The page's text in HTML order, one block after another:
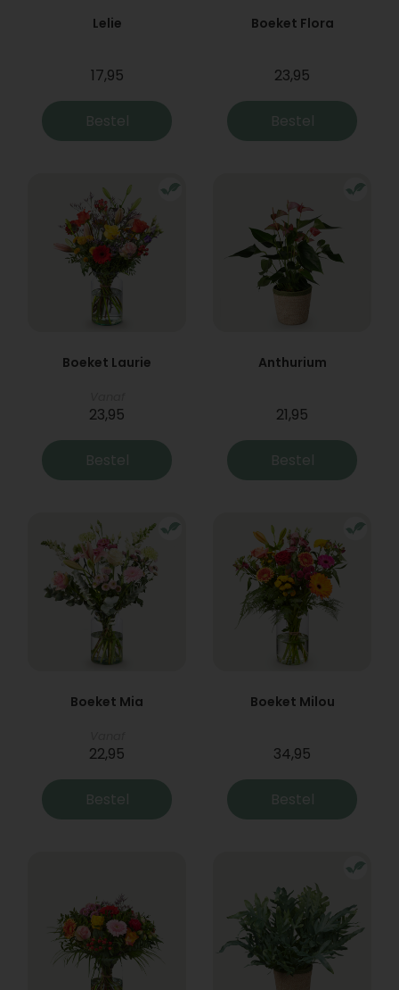
Lelie
17,95
Bestel
Boeket Flora
23,95
Bestel
Boeket Laurie
23,95
Bestel
Anthurium
21,95
Bestel
Boeket Mia
22,95
Bestel
Boeket Milou
34,95
Bestel